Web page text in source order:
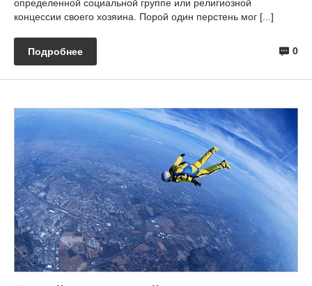
определенной социальной группе или религиозной
концессии своего хозяина. Порой один перстень мог [...]
0
Подробнее